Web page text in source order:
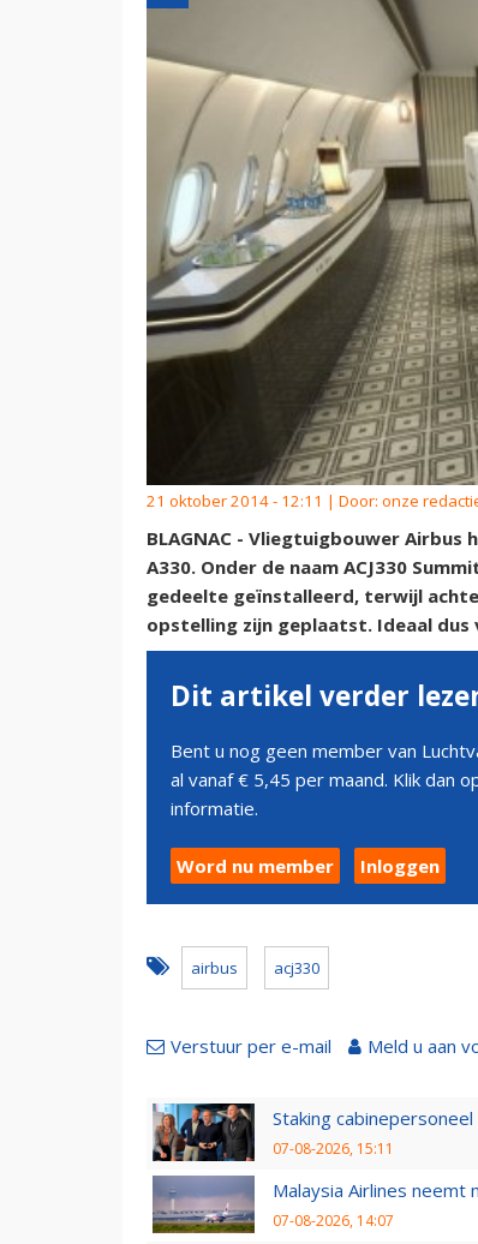
21 oktober 2014 - 12:11 | Door: onze
BLAGNAC - Vliegtuigbouwer
A330. Onder de naam ACJ330
gedeelte geïnstalleerd, terwijl
opstelling zijn geplaatst. Ideaal dus
Dit artikel verder
Bent u nog geen member van
al vanaf € 5,45 per maand. Klik dan
informatie.
Word nu member Inloggen
airbus acj330
Verstuur per e-mail Meld u aan
Staking
07-08-2026, 15:11
Malaysia Airlines
07-08-2026, 14:07